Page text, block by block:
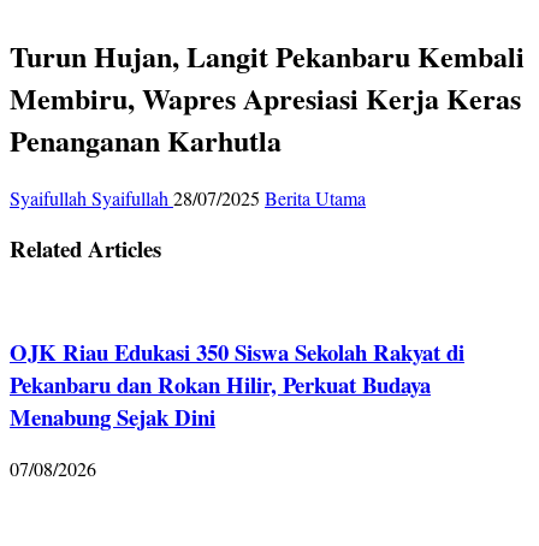
Turun Hujan, Langit Pekanbaru Kembali
Membiru, Wapres Apresiasi Kerja Keras
Penanganan Karhutla
Syaifullah Syaifullah 28/07/2025 Berita Utama
Related Articles
OJK Riau Edukasi 350 Siswa Sekolah Rakyat di
Pekanbaru dan Rokan Hilir, Perkuat Budaya
Menabung Sejak Dini
07/08/2026